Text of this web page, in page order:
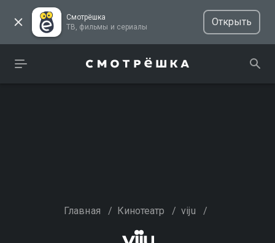
Смотрёшка
ТВ, фильмы и сериалы
Открыть
Главная / Кинотеатр / viju /